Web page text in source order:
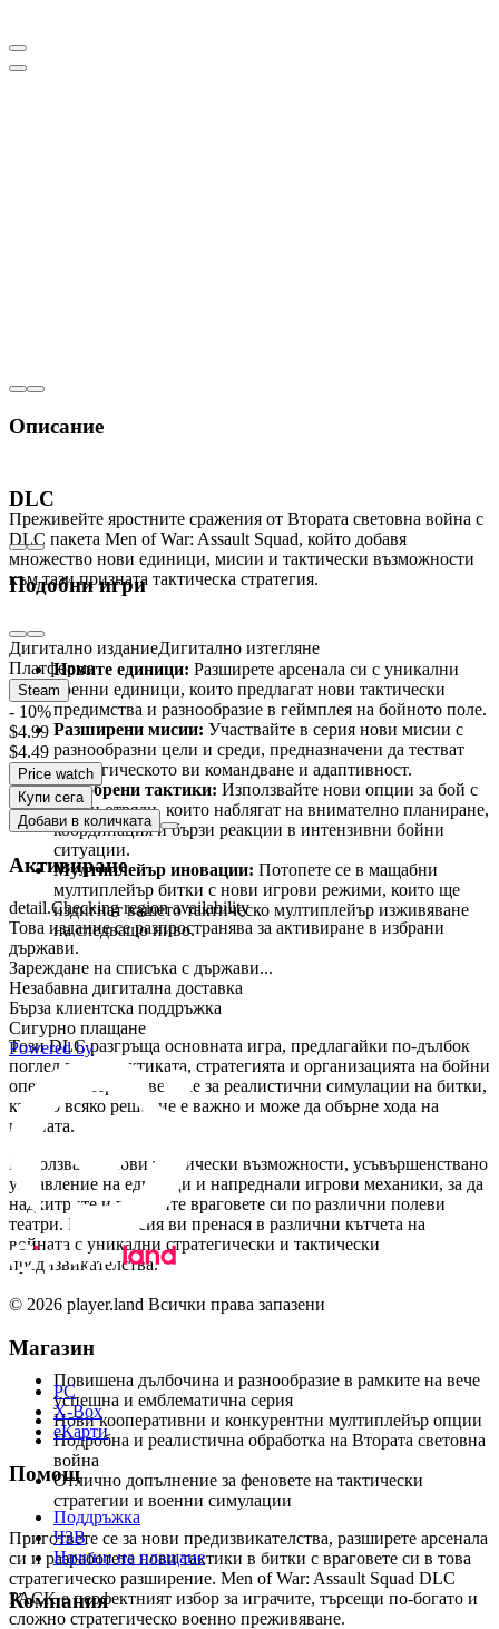
Описание
Преживейте яростните сражения от Втората световна война с
DLC пакета Men of War: Assault Squad, който добавя
множество нови единици, мисии и тактически възможности
към тази призната тактическа стратегия.
Основни характеристики:
Новите единици: Разширете арсенала си с уникални
военни единици, които предлагат нови тактически
предимства и разнообразие в геймплея на бойното поле.
Разширени мисии: Участвайте в серия нови мисии с
разнообразни цели и среди, предназначени да тестват
стратегическото ви командване и адаптивност.
Подобрени тактики: Използвайте нови опции за бой с
малки отряди, които наблягат на внимателно планиране,
координация и бързи реакции в интензивни бойни
ситуации.
Мултиплейър иновации: Потопете се в мащабни
мултиплейър битки с нови игрови режими, които ще
издигнат вашето тактическо мултиплейър изживяване
на следващо ниво.
Уникално тактическо преживяване от
Втората световна война
Този DLC разгръща основната игра, предлагайки по-дълбок
поглед върху тактиката, стратегията и организацията на бойни
операции. Пригответе се за реалистични симулации на битки,
където всяко решение е важно и може да обърне хода на
войната.
Използвайте нови тактически възможности, усъвършенствано
управление на единици и напреднали игрови механики, за да
надхитрите и победите враговете си по различни полеви
театри. Всяка мисия ви пренася в различни кътчета на
войната с уникални стратегически и тактически
предизвикателства.
Защо да изберете Men of War: Assault Squad
DLC PACK?
Повишена дълбочина и разнообразие в рамките на вече
успешна и емблематична серия
Нови кооперативни и конкурентни мултиплейър опции
Подробна и реалистична обработка на Втората световна
война
Отлично допълнение за феновете на тактически
стратегии и военни симулации
Пригответе се за нови предизвикателства, разширете арсенала
си и разработете нови тактики в битки с враговете си в това
стратегическо разширение. Men of War: Assault Squad DLC
PACK е перфектният избор за играчите, търсещи по-богато и
сложно стратегическо военно преживяване.
DLC
Подобни игри
Дигитално изданиеДигитално изтегляне
Платформа
Steam
- 10%
$4.99
$4.49
Price watch
Купи сега
Добави в количката
Активиране
detail.Checking region availability
Това издание се разпространява за активиране в избрани
държави.
Зареждане на списъка с държави...
Незабавна дигитална доставка
Бърза клиентска поддръжка
Сигурно плащане
Powered by
© 2026 player.land Всички права запазени
Магазин
PC
X-Box
eКарти
Помощ
Поддръжка
ЧЗВ
Начини на плащане
Компания